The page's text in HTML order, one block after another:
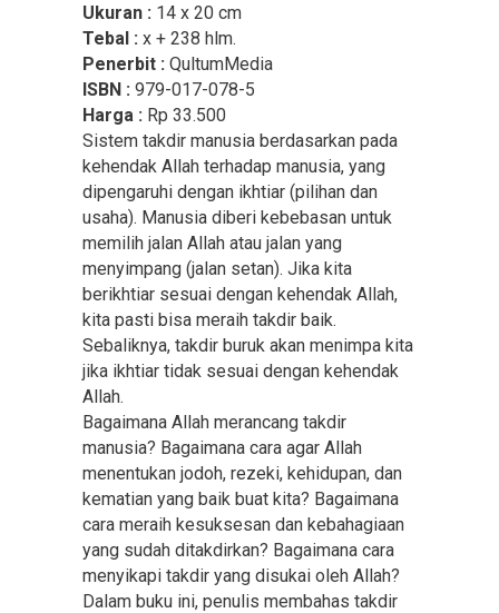
Ukuran : 14 x 20 cm
Tebal : x + 238 hlm.
Penerbit : QultumMedia
ISBN : 979-017-078-5
Harga : Rp 33.500
Sistem takdir manusia berdasarkan pada
kehendak Allah terhadap manusia, yang
dipengaruhi dengan ikhtiar (pilihan dan
usaha). Manusia diberi kebebasan untuk
memilih jalan Allah atau jalan yang
menyimpang (jalan setan). Jika kita
berikhtiar sesuai dengan kehendak Allah,
kita pasti bisa meraih takdir baik.
Sebaliknya, takdir buruk akan menimpa kita
jika ikhtiar tidak sesuai dengan kehendak
Allah.
Bagaimana Allah merancang takdir
manusia? Bagaimana cara agar Allah
menentukan jodoh, rezeki, kehidupan, dan
kematian yang baik buat kita? Bagaimana
cara meraih kesuksesan dan kebahagiaan
yang sudah ditakdirkan? Bagaimana cara
menyikapi takdir yang disukai oleh Allah?
Dalam buku ini, penulis membahas takdir